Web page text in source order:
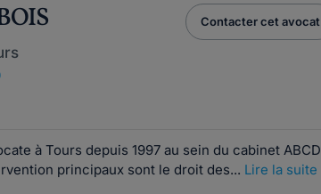
Contacter cet avocat
à Tours depuis 1997 au sein du cabinet ABCD
principaux sont le droit des... Lire la suite